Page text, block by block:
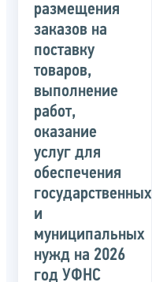
размещения
заказов на
поставку
товаров,
выполнение
работ,
оказание
услуг для
обеспечения
государственных
и
муниципальных
нужд на 2026
год УФНС